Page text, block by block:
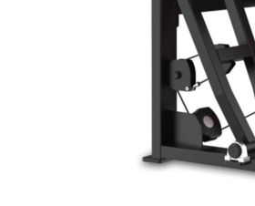
Ghế Tập Đa Năng
Khung Tập Tạ Rời
Dàn Tập Thể Lực 360
Máy tập Home Gym
Dụng Cụ Tập Gym
Giàn Tạ Đa Năng
Ghế Tập Bụng
Ghế Tập Tạ
Dụng Cụ Tập Thể Lực